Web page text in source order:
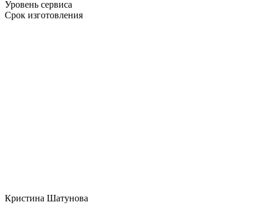
Уровень сервиса
Срок изготовления
Кристина Шатунова